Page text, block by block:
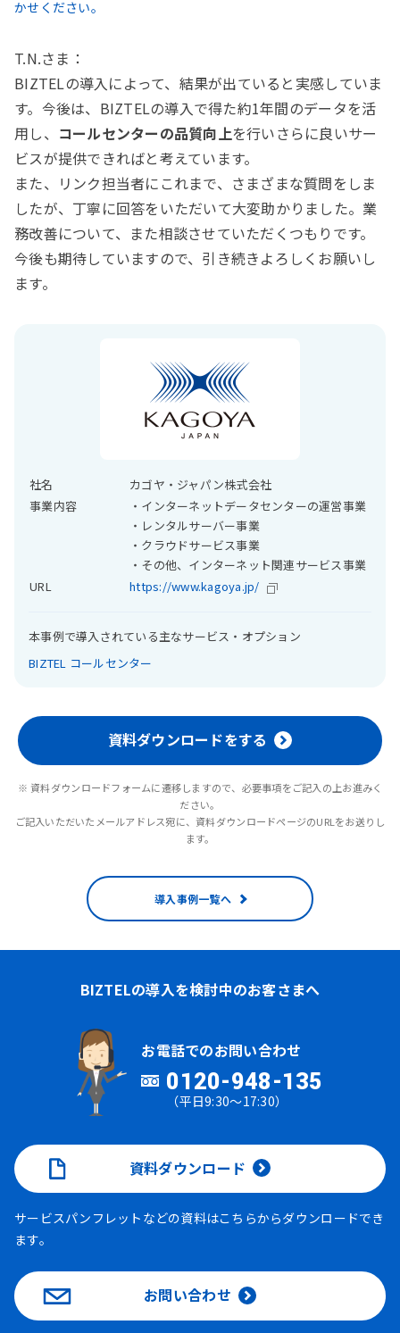
かせください。
T.N.さま：
BIZTELの導入によって、結果が出ていると実感していま
す。今後は、BIZTELの導入で得た約1年間のデータを活
用し、 コールセンターの品質向上を行いさらに良いサー
ビスが提供できればと考えています。
また、リンク担当者にこれまで、さまざまな質問をしま
したが、丁寧に回答をいただいて大変助かりました。業
務改善について、また相談させていただくつもりです。
今後も期待していますので、引き続きよろしくお願いし
ます。
社名
カゴヤ・ジャパン株式会社
事業内容
・インターネットデータセンターの運営事業
・レンタルサーバー事業
・クラウドサービス事業
・その他、インターネット関連サービス事業
URL
https://www.kagoya.jp/
本事例で導入されている主なサービス・オプション
BIZTEL コールセンター
資料ダウンロードをする
※ 資料ダウンロードフォームに遷移しますので、必要事項をご記入の上お進みく
ださい。
ご記入いただいたメールアドレス宛に、資料ダウンロードページのURLをお送りし
ます。
導入事例一覧へ
BIZTELの導入を検討中のお客さまへ
お電話でのお問い合わせ
0120-948-135
（平日9:30～17:30）
資料ダウンロード
サービスパンフレットなどの資料はこちらからダウンロードでき
ます。
お問い合わせ